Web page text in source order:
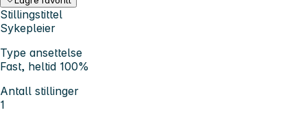
Stillingstittel
Sykepleier
Type ansettelse
Fast, heltid 100%
Antall stillinger
1